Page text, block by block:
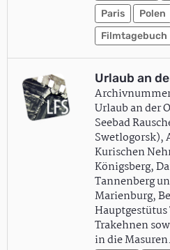
Paris
Polen
Filmtagebuch
Urlaub an
Urlaub an der
Seebad
Swetlogorsk),
Kurischen
Königsberg,
Tannenberg
Marienburg,
Trakehnen
in die Masuren.